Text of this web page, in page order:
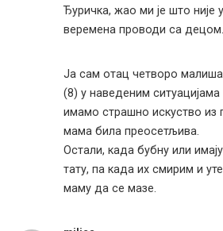
Ђуричка, жао ми је што није
веремена проводи са децом.
Ја сам отац четворо
(8) у наведеним ситуацијама
имамо страшно искуство из
мама била преосетљива.
Остали, када бубну или
тату, па када их смирим и
маму да се мазе.